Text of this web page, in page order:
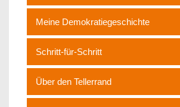
Meine Demokratiegeschichte
Schritt-für-Schritt
Über den Tellerrand